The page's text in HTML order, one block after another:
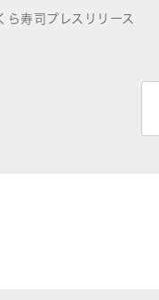
ら寿司プレスリリース